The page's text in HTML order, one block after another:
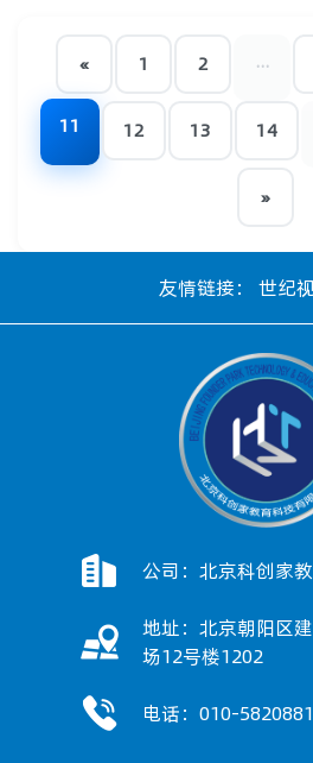
« 1 2 ...
11 12 13 14
»
友情链接： 世纪
公司：北京科创家
地址：北京朝阳区
场12号楼1202
电话：010-